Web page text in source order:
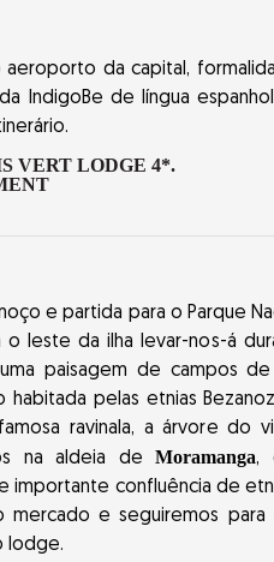
aeroporto da capital,
IndigoBe de língua
VERT LODGE 4*.
e partida para o Parque
o leste da ilha levar-nos-á
paisagem de campos
habitada pelas etnias
ravinala, a árvore do
na aldeia de Moramanga,
importante confluência de
mercado e seguiremos para
lodge.